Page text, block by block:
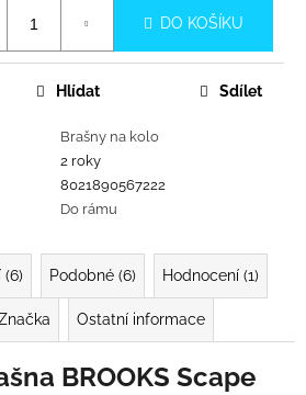
DO KOŠÍKU
Brašny na kolo
2 roky
8021890567222
Do rámu
Hlídat Sdílet
(6) Podobné (6) Hodnocení (1)
Ostatní informace
BROOKS Scape